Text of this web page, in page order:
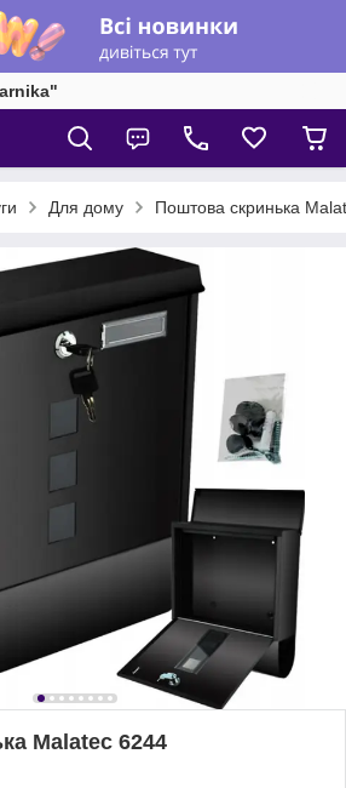
Для дому Поштова скринька
Malatec 6244